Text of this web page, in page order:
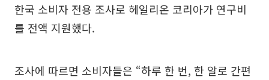
한국 소비자 전용 조사로 헤일리온 코리아가 연구비
를 전액 지원했다.
조사에 따르면 소비자들은 “하루 한 번, 한 알로 간편